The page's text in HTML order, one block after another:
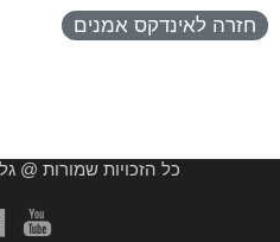
חזרה לאינדקס אמנים
כל הזכויות שמורות @ גלריה
b